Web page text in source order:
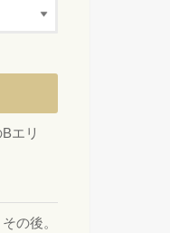
エリ
の後。